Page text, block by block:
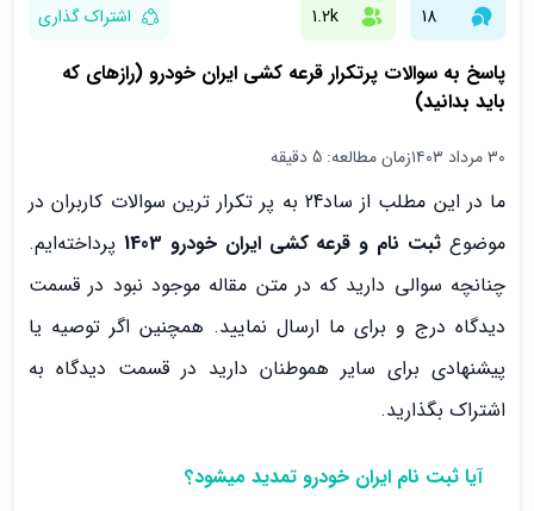
18
1.2k اشتراک گذاری
پاسخ به سوالات پرتکرار قرعه کشی ایران خودرو (رازهای که
باید بدانید)
۳۰ مرداد ۱۴۰۳ زمان مطالعه: 5 دقیقه
ما در این مطلب از ساد24 به پر تکرار ترین سوالات کاربران در
موضوع ثبت نام و قرعه کشی ایران خودرو 1403
پرداخته‌ایم.
چنانچه سوالی دارید که در متن مقاله موجود نبود در قسمت
دیدگاه درج و برای ما ارسال نمایید. همچنین اگر توصیه یا
پیشنهادی برای سایر هموطنان دارید در قسمت دیدگاه به
اشتراک بگذارید.
آیا ثبت نام ایران خودرو تمدید میشود؟